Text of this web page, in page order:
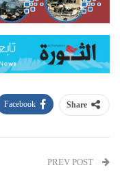
Share
Facebook